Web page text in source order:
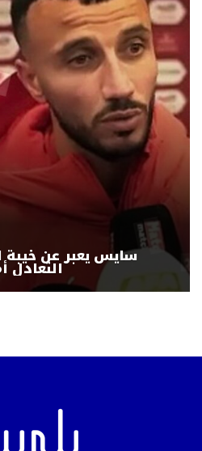
سايس يعبر عن خيبة
التعادل